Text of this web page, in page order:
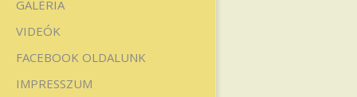
GALÉRIA
VIDEÓK
FACEBOOK OLDALUNK
IMPRESSZUM